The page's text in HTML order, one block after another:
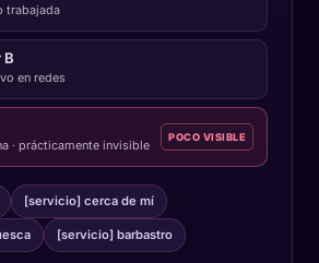
trabajada
B
en redes
· prácticamente invisible
POCO VISIBLE
[servicio] cerca de mí
[servicio] barbastro